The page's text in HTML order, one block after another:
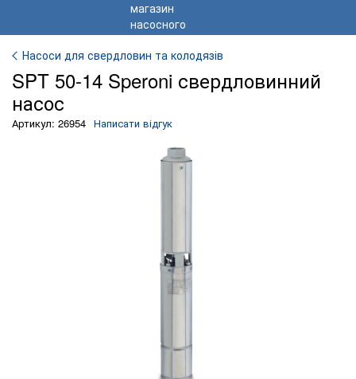
Насоси для свердловин та колодязів
SPT 50-14 Speroni свердловинний
насос
Артикул: 26954 Написати відгук